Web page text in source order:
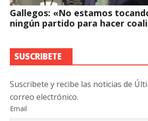
Gallegos: «No estamos
ningún partido para hacer
SUSCRIBETE
Suscribete y recibe las noticias de
correo electrónico.
Email